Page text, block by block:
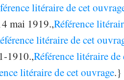
litéraire de cet
mai 1919.,Référence
litéraire de cet
1910.,Référence litéraire
litéraire de cet ouvrage.}